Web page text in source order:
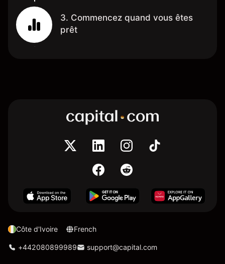
3. Commencez quand vous êtes
prêt
Côte d'Ivoire French
+442080899989 support@capital.com